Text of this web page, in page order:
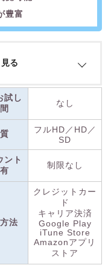
豊富
る
れている番組の過去動
料プランです。
ーネットTVプラットフ
、リアルタイムの放送
ダードプランにはな
ダードプランでは、番
んが、
ABEMAプレミ
聴可能。
きる追っかけ再生にも
編を見逃さずに視聴で
試し
なし
フルHD／HD／
SD
ント
制限なし
法
クレジットカー
ド
キャリア決済
Google Play
iTune Store
Amazonアプリ
ストア